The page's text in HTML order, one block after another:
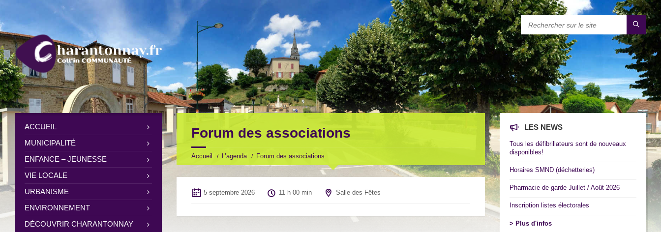
Forum des associations
Accueil L’agenda Forum des associations
5 septembre 2026 11 h 00 min Salle des Fêtes
ACCUEIL
MUNICIPALITÉ
ENFANCE – JEUNESSE
VIE LOCALE
URBANISME
ENVIRONNEMENT
DÉCOUVRIR CHARANTONNAY
LES NEWS
Tous les défibrillateurs sont de nouveaux
disponibles!
Horaires SMND (déchetteries)
Pharmacie de garde Juillet / Août 2026
Inscription listes électorales
> Plus d'infos